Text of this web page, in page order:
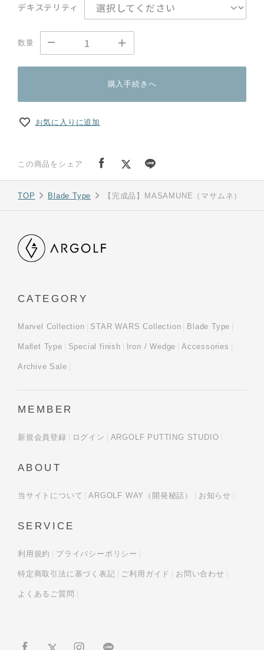
デキステリティ
数量
購入手続きへ
お気に入りに追加
この商品をシェア
TOP Blade Type 【完成品】MASAMUNE（マサムネ）
CATEGORY
Marvel Collection STAR WARS Collection Blade Type
Mallet Type Special finish Iron / Wedge Accessories
Archive Sale
MEMBER
新規会員登録 ログイン ARGOLF PUTTING STUDIO
ABOUT
当サイトについて ARGOLF WAY（開発秘話） お知らせ
SERVICE
利用規約 プライバシーポリシー
特定商取引法に基づく表記 ご利用ガイド お問い合わせ
よくあるご質問